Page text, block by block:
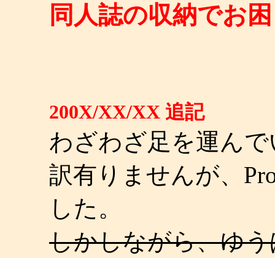
同人誌の収納でお
200X/XX/XX 追記
わざわざ足を運ん
訳有りませんが、
した。
しかしながら、ゆ